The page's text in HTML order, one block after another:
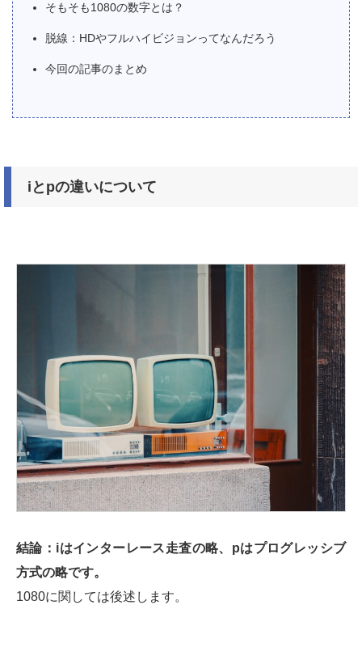
そもそも1080の数字とは？
脱線：HDやフルハイビジョンってなんだろう
今回の記事のまとめ
iとpの違いについて
結論：iはインターレース走査の略、pはプログレッシブ
方式の略です。
1080に関しては後述します。